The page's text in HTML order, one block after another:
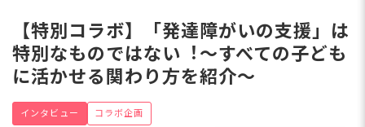
【特別コラボ】「発達障がいの⽀援」は
特別なものではない︕〜すべての⼦ども
に活かせる関わり方を紹介〜
インタビュー コラボ企画